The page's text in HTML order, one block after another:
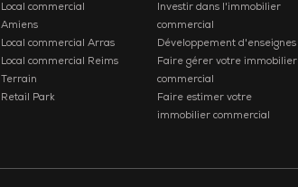
Local commercial
Amiens
Local commercial Arras
Local commercial Reims
Terrain
Retail Park
Investir dans l'immobilier
commercial
Développement d'enseignes
Faire gérer votre immobilier
commercial
Faire estimer votre
immobilier commercial